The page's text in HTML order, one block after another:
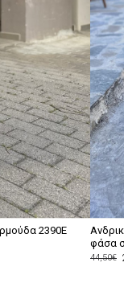
2390E
φάσα
44,50€